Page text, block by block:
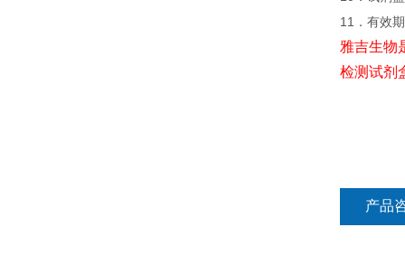
11．有效
雅吉生物
检测试剂
产品